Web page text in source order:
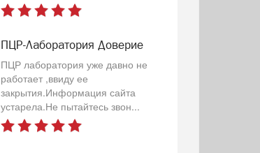
ПЦР-Лаборатория Доверие
ПЦР лаборатория уже давно не
работает ,ввиду ее
закрытия.Информация сайта
устарела.Не пытайтесь звон...